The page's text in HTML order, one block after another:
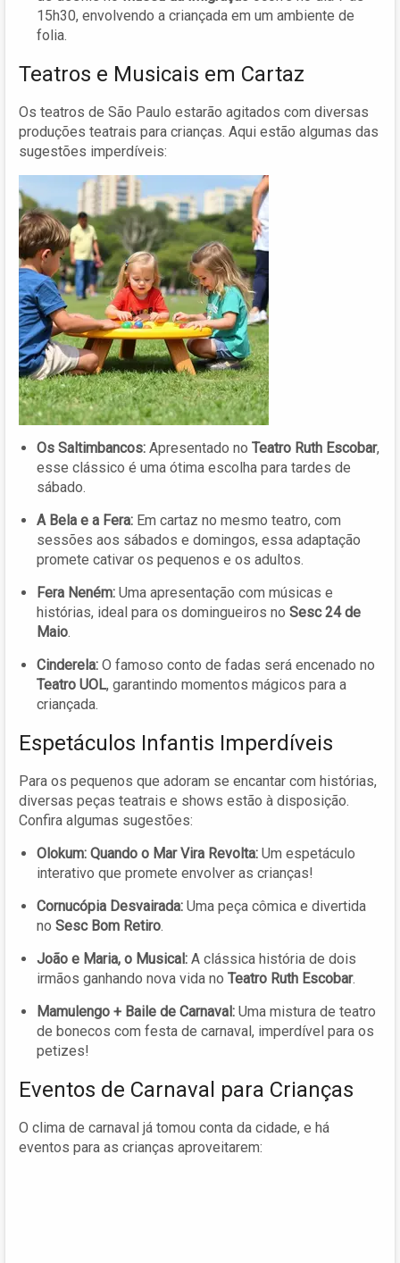
15h30, envolvendo a criançada em um ambiente de
folia.
Teatros e Musicais em Cartaz
Os teatros de São Paulo estarão agitados com diversas
produções teatrais para crianças. Aqui estão algumas das
sugestões imperdíveis:
Os Saltimbancos: Apresentado no Teatro Ruth Escobar,
esse clássico é uma ótima escolha para tardes de
sábado.
A Bela e a Fera: Em cartaz no mesmo teatro, com
sessões aos sábados e domingos, essa adaptação
promete cativar os pequenos e os adultos.
Fera Neném: Uma apresentação com músicas e
histórias, ideal para os domingueiros no Sesc 24 de
Maio.
Cinderela: O famoso conto de fadas será encenado no
Teatro UOL, garantindo momentos mágicos para a
criançada.
Espetáculos Infantis Imperdíveis
Para os pequenos que adoram se encantar com histórias,
diversas peças teatrais e shows estão à disposição.
Confira algumas sugestões:
Olokum: Quando o Mar Vira Revolta: Um espetáculo
interativo que promete envolver as crianças!
Cornucópia Desvairada: Uma peça cômica e divertida
no Sesc Bom Retiro.
João e Maria, o Musical: A clássica história de dois
irmãos ganhando nova vida no Teatro Ruth Escobar.
Mamulengo + Baile de Carnaval: Uma mistura de teatro
de bonecos com festa de carnaval, imperdível para os
petizes!
Eventos de Carnaval para Crianças
O clima de carnaval já tomou conta da cidade, e há
eventos para as crianças aproveitarem: